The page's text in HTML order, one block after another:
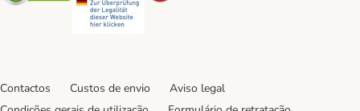
Contactos Custos de envio
Aviso legal